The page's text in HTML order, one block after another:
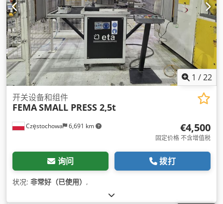
1 /22
Częstochowa 6,691 km
开关设备和组件
FEMASMALL PRESS 2,5t
€4,500
固定价格 不含增值税
询问 拨打
状况: 非常好（已使用） ,